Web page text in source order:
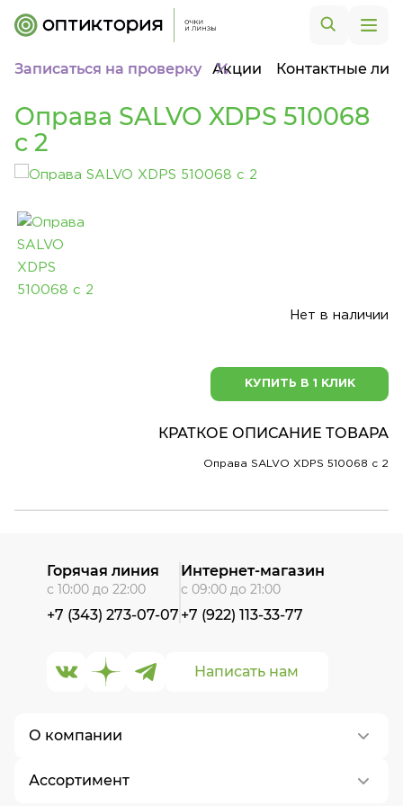
Записаться на проверку Акции Контактные
Оправа SALVO XDPS 510068
c 2
Нет в наличии
КУПИТЬ В 1 КЛИК
КРАТКОЕ ОПИСАНИЕ ТОВАРА
Оправа SALVO XDPS 510068 c 2
О компании
О нас
Ассортимент
Написать нам
Горячая линия
с 10:00 до 22:00
+7 (343) 273-07-07
Интернет-магазин
с 09:00 до 21:00
+7 (922) 113-33-77